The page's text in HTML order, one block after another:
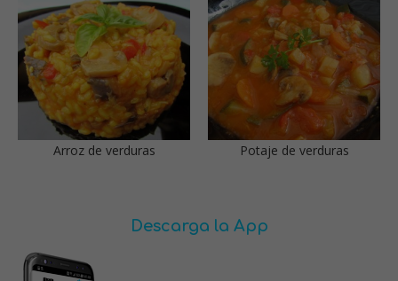
Arroz de verduras Potaje de verduras
Descarga la App